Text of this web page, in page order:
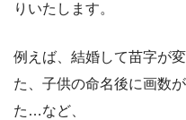
りいたします。
例えば、結婚して苗字が
た、子供の命名後に画数
た…など、